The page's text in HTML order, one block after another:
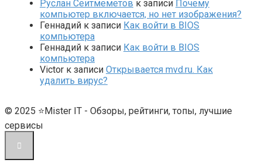
Руслан Сеитмеметов к записи Почему
компьютер включается, но нет изображения?
Геннадий к записи Как войти в BIOS
компьютера
Геннадий к записи Как войти в BIOS
компьютера
Victor к записи Открывается mvd.ru. Как
удалить вирус?
© 2025 ⭐Mister IT - Обзоры, рейтинги, топы, лучшие
сервисы